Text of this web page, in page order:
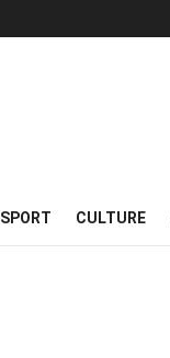
SPORT CULTURE